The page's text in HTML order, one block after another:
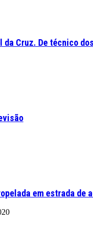
da Cruz. De técnico
em estrada de